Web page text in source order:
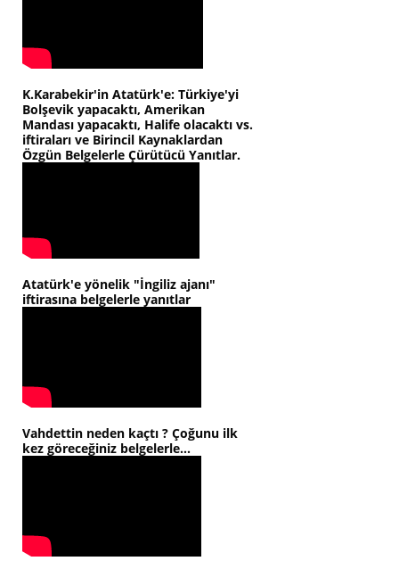
K.Karabekir'in Atatürk'e: Türkiye'yi
Bolşevik yapacaktı, Amerikan
Mandası yapacaktı, Halife olacaktı vs.
iftiraları ve Birincil Kaynaklardan
Özgün Belgelerle Çürütücü Yanıtlar.
Atatürk'e yönelik "İngiliz ajanı"
iftirasına belgelerle yanıtlar
Vahdettin neden kaçtı ? Çoğunu ilk
kez göreceğiniz belgelerle...